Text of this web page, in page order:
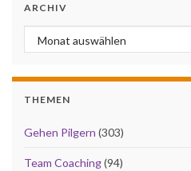
ARCHIV
Archiv
THEMEN
Gehen Pilgern (303)
Team Coaching(94)